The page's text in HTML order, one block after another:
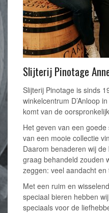
Slijterij Pinotage
Slijterij Pinotage is sinds
winkelcentrum D’Anloop
komt van de
Het geven van een
van een mooie collectie
Daarom benaderen wij
graag behandeld zouden
zeggen: veel aandacht
Met een ruim en
speciaal bieren hebben
speciaals voor de